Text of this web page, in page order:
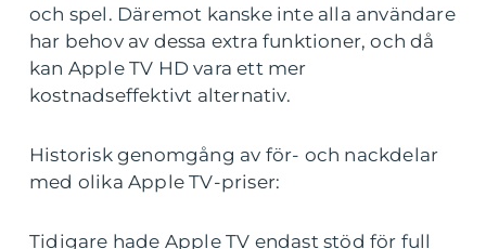
och spel. Däremot kanske inte alla användare
har behov av dessa extra funktioner, och då
kan Apple TV HD vara ett mer
kostnadseffektivt alternativ.
Historisk genomgång av för- och nackdelar
med olika Apple TV-priser:
Tidigare hade Apple TV endast stöd för full